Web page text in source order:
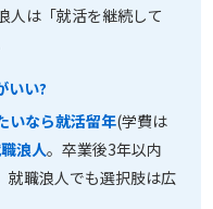
人は「就活を継続して
いい?
いなら就活留年(学費は
浪人。卒業後3年以内
就職浪人でも選択肢は広